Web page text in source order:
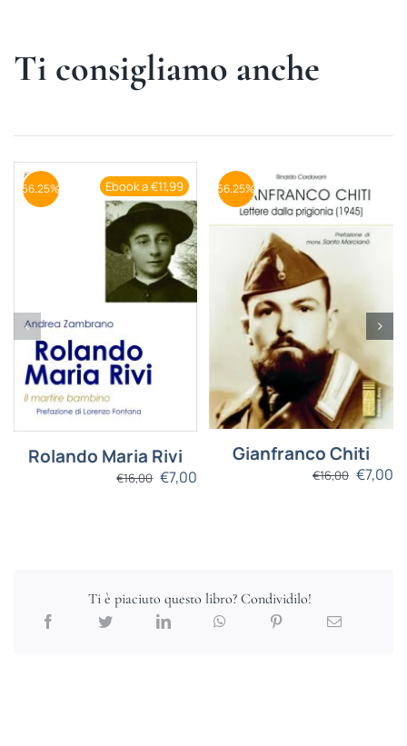
Ti consigliamo anche
Ebook a €11,99
56.25%
Rolando Maria Rivi
€16,00 €7,00
56.25%
Gianfranco Chiti
€16,00 €7,00
Ti è piaciuto questo libro? Condividilo!